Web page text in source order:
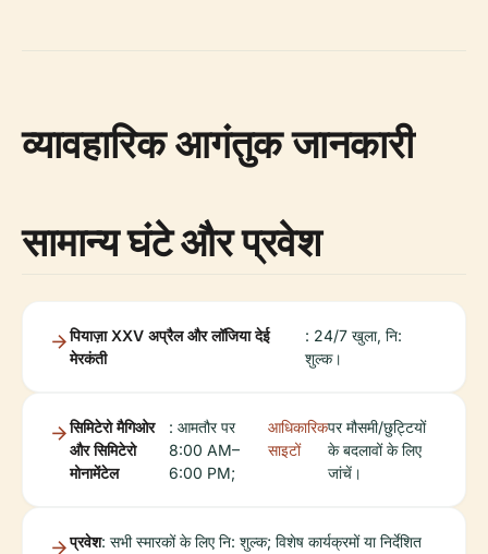
व्यावहारिक आगंतुक जानकारी
सामान्य घंटे और प्रवेश
पियाज़ा XXV अप्रैल और लॉजिया देई
मेरकंती
: 24/7 खुला, नि:
शुल्क।
सिमिटेरो मैगिओर
और सिमिटेरो
मोनामेंटेल
: आमतौर पर
8:00 AM–
6:00 PM;
आधिकारिक
साइटों
पर मौसमी/छुट्टियों
के बदलावों के लिए
जांचें।
प्रवेश: सभी स्मारकों के लिए नि: शुल्क; विशेष कार्यक्रमों या निर्देशित